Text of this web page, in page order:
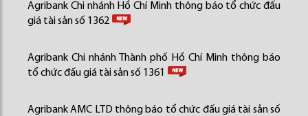
Agribank Chi nhánh Hồ Chí Minh thông báo tổ chức đấu
giá tài sản số 1362
Agribank Chi nhánh Thành phố Hồ Chí Minh thông báo
tổ chức đấu giá tài sản số 1361
Agribank AMC LTD thông báo tổ chức đấu giá tài sản số